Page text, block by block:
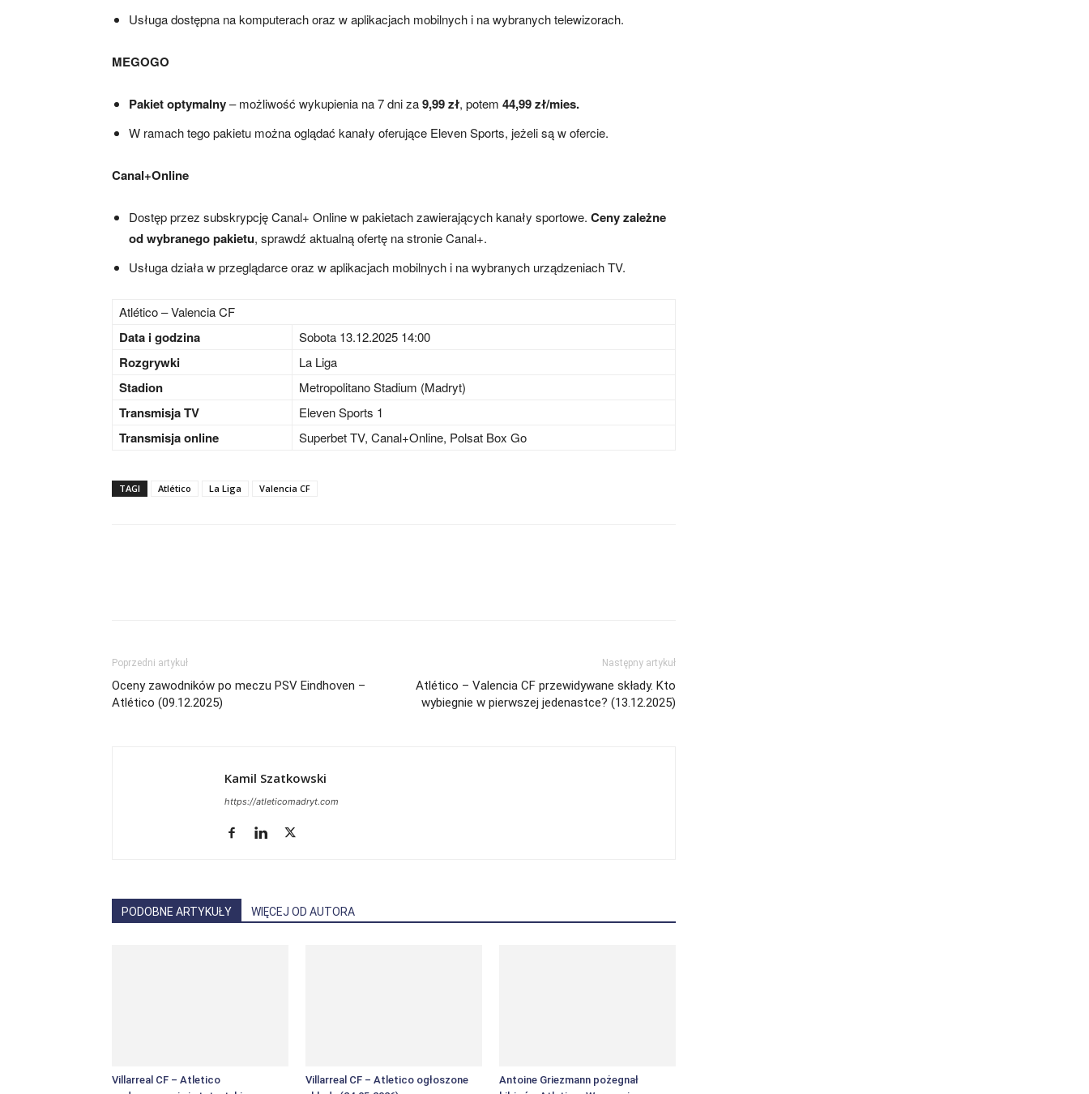
Usługa dostępna na komputerach oraz w aplikacjach mobilnych i na wybranych telewizorach.
MEGOGO
Pakiet optymalny– możliwość wykupienia na 7 dni za9,99 zł, potem 44,99 zł/mies.
W ramach tego pakietu można oglądać kanały oferujące Eleven Sports, jeżeli są w ofercie.
Canal+Online
Dostęp przez subskrypcję Canal+ Online w pakietach zawierających kanały sportowe. Ceny zależne
od wybranego pakietu, sprawdź aktualną ofertę na stronie Canal+.
Usługa działa w przeglądarce oraz w aplikacjach mobilnych i na wybranych urządzeniach TV.
Atlético – Valencia CF
Data i godzina Sobota 13.12.2025 14:00
Rozgrywki La Liga
Stadion Metropolitano Stadium (Madryt)
Transmisja TV Eleven Sports 1
Transmisja online Superbet TV, Canal+Online, Polsat Box Go
TAGI Atlético La Liga Valencia CF
Poprzedni artykuł
Oceny zawodników po meczu PSV Eindhoven –
Atlético (09.12.2025)
Następny artykuł
Atlético – Valencia CF przewidywane składy. Kto
wybiegnie w pierwszej jedenastce? (13.12.2025)
Kamil Szatkowski
https://atleticomadryt.com
PODOBNE ARTYKUŁY WIĘCEJ OD AUTORA
Villarreal CF – Atletico
Villarreal CF – Atletico ogłoszone
Antoine Griezmann pożegnał